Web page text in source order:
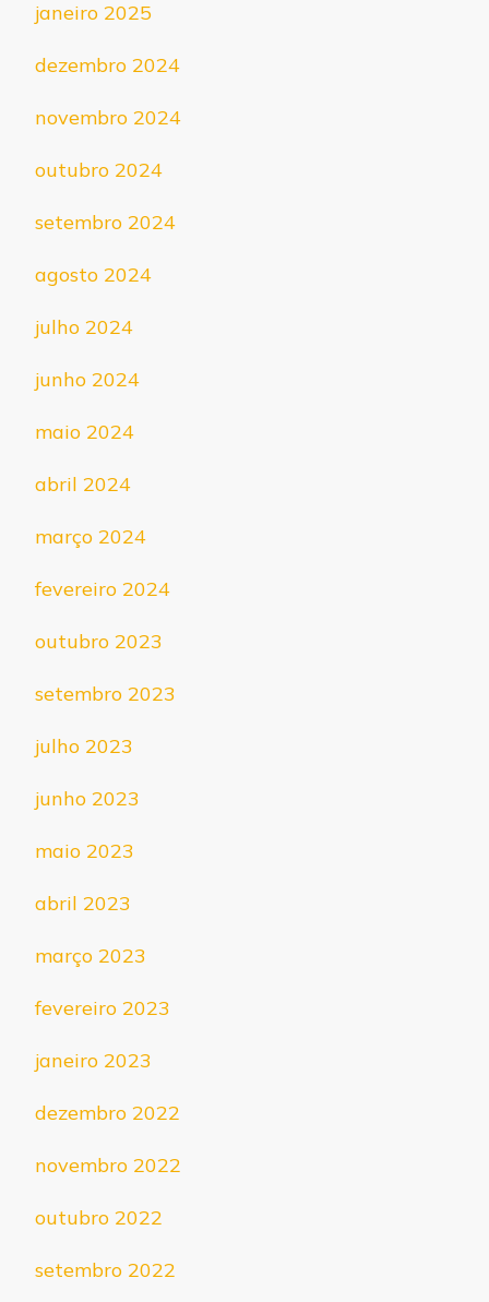
janeiro 2025
dezembro 2024
novembro 2024
outubro 2024
setembro 2024
agosto 2024
julho 2024
junho 2024
maio 2024
abril 2024
março 2024
fevereiro 2024
outubro 2023
setembro 2023
julho 2023
junho 2023
maio 2023
abril 2023
março 2023
fevereiro 2023
janeiro 2023
dezembro 2022
novembro 2022
outubro 2022
setembro 2022